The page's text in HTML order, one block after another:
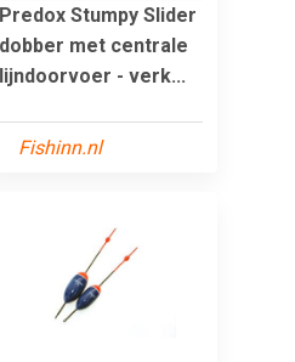
Predox Stumpy Slider
dobber met centrale
lijndoorvoer - verk...
Fishinn.nl